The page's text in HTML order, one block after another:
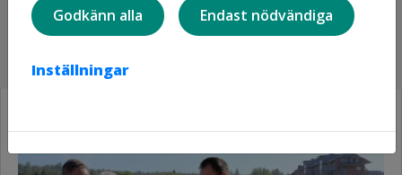
Lulebo satsar 1,5 miljarder på 400
nya bostäder och möjliggör för
en Coopbutik på Kronan
Godkänn alla Endast nödvändiga
Inställningar